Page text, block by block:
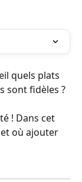
quels plats
sont fidèles ?
! Dans cet
où ajouter